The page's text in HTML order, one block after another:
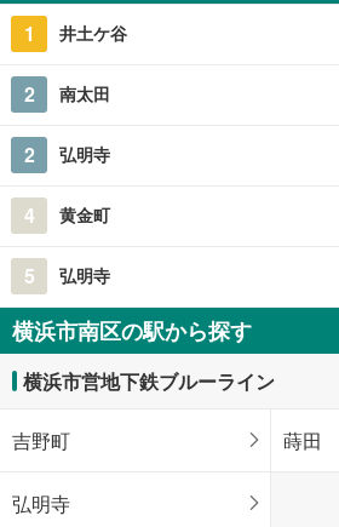
1 井土ケ谷
2 南太田
2 弘明寺
4 黄金町
5 弘明寺
横浜市南区の駅から探す
横浜市営地下鉄ブルーライン
吉野町 蒔田
弘明寺